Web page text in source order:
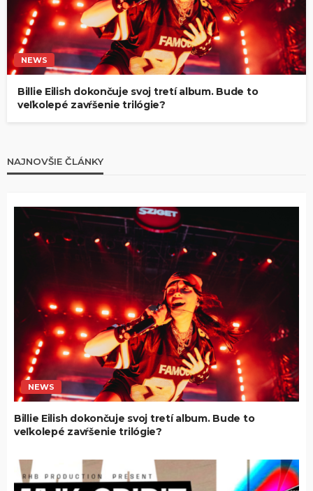
NEWS
Billie Eilish dokončuje svoj tretí album. Bude to
veľkolepé zavŕšenie trilógie?
NAJNOVŠIE ČLÁNKY
NEWS
Billie Eilish dokončuje svoj tretí album. Bude to
veľkolepé zavŕšenie trilógie?